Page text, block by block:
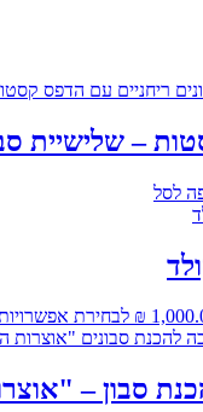
– שלישיית
לסל
₪ לבחירת
סבון –